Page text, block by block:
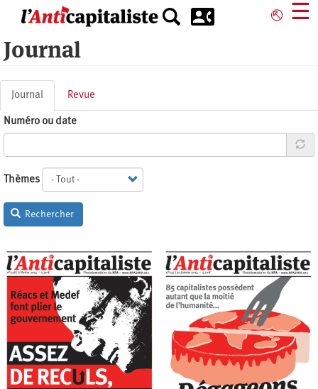
principal
⎋ ☰
Journal
Onglets
principaux
Journal (onglet
actif)
Revue
Numéro ou date
Thèmes
Rechercher